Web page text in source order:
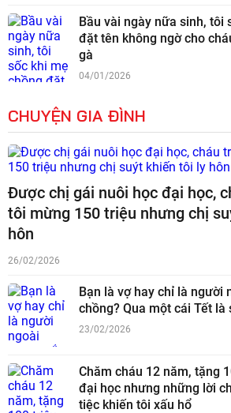
Bầu vài ngày nữa sinh, tôi
đặt tên không ngờ cho
gà
04/01/2026
CHUYỆN GIA ĐÌNH
Được chị gái nuôi học đại học,
tôi mừng 150 triệu nhưng chị
hôn
26/02/2026
Bạn là vợ hay chỉ là người
chồng? Qua một cái Tết là
23/02/2026
Chăm cháu 12 năm, tặng
đại học nhưng những lời
tiệc khiến tôi xấu hổ